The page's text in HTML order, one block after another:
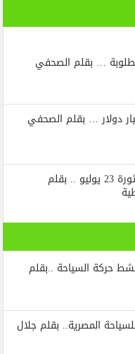
… بقلم الصحفي
سائح و ١٠٠ مليار دولار … بقلم الصحفي
الصفحات المجهولة من ثورة 23 يوليو .. بقلم
حركة السياحة ..بقلم
المصرية.. بقلم جلال